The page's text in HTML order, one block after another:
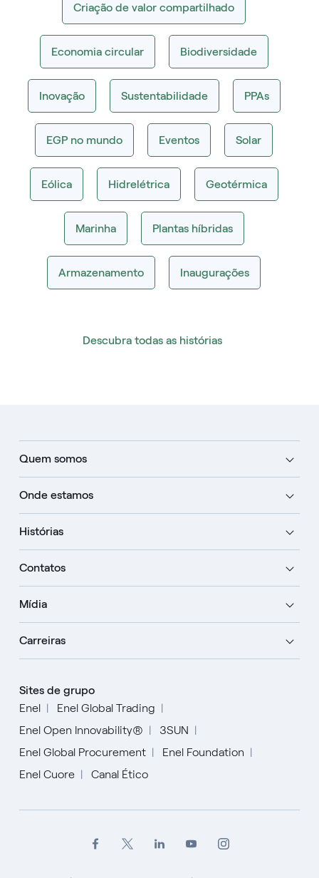
Criação de valor compartilhado
Economia circular Biodiversidade
Inovação Sustentabilidade PPAs
EGP no mundo Eventos Solar
Eólica Hidrelétrica Geotérmica
Marinha Plantas híbridas
Armazenamento Inaugurações
Descubra todas as histórias
Quem somos
Onde estamos
Histórias
Contatos
Mídia
Carreiras
Sites de grupo
Enel
Enel Global Trading
Enel Open Innovability®
3SUN
Enel Global Procurement
Enel Foundation
Enel Cuore
Canal Ético